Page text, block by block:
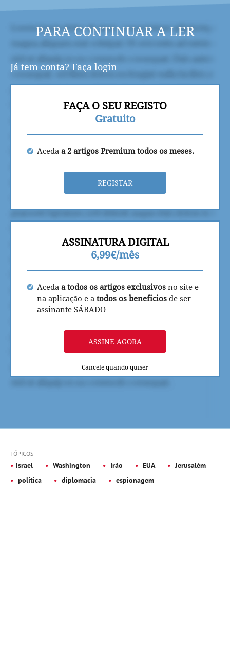
PARA CONTINUAR A LER
Já tem conta? Faça login
FAÇA O SEU REGISTO
Gratuito
Aceda a 2 artigos Premium todos os meses.
REGISTAR
ASSINATURA DIGITAL
6,99€/mês
Aceda a todos os artigos exclusivos no site e
na aplicação e a todos os beneficios de ser
assinante SÁBADO
ASSINE AGORA
Cancele quando quiser
TÓPICOS
Israel Washington Irão EUA
Jerusalém
política
diplomacia espionagem